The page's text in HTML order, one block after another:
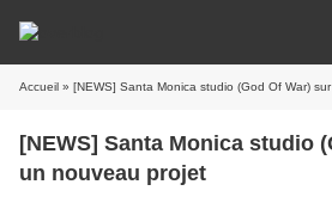
Accueil » [NEWS] Santa Monica studio (God Of War)
[NEWS] Santa Monica studio
un nouveau projet